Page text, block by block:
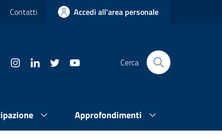
Contatti Accedi all'area personale
Cerca
Approfondimenti